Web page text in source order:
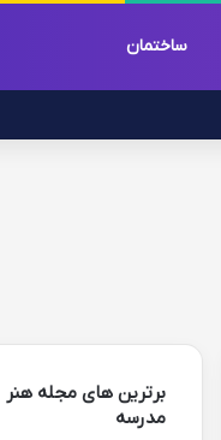
ساختمان
برترین های مجله هنر
مدرسه